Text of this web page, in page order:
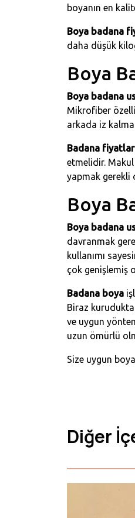
boyanın en
Boya badana
daha düşük
Boya
Boya badana
Mikrofiber
arkada iz
Badana
etmelidir.
yapmak gerekli
Boya
Boya badana
davranmak
kullanımı
çok genişlemiş
Badana boya
Biraz
ve uygun
uzun ömürlü
Size uygun
Diğer